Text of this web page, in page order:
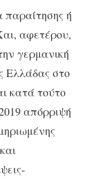
παραίτησης ή
αφετέρου,
γερμανική
Ελλάδας στο
κατά τούτο
απόρριψή